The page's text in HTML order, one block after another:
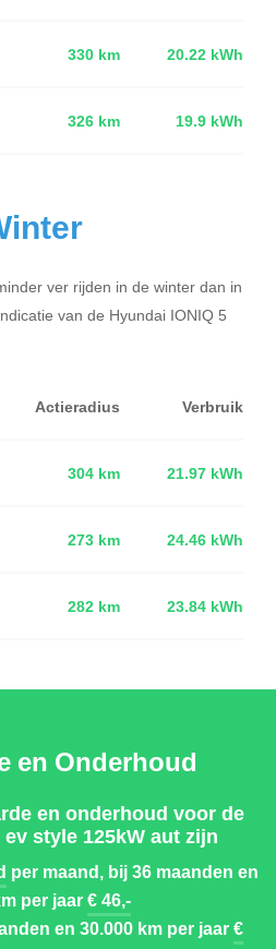
330 km 20.22 kWh
326 km 19.9 kWh
ver rijden in de winter dan in
van de Hyundai IONIQ 5
Actieradius Verbruik
304 km 21.97 kWh
273 km 24.46 kWh
282 km 23.84 kWh
en Onderhoud
en onderhoud voor de
style 125kW aut zijn
per maand, bij 36 maanden en
per jaar€ 46,-
en 30.000 km per jaar€